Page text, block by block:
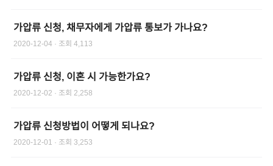
가압류 신청, 채무자에게 가압류 통보가 가나요?
2020-12-04 · 조회 4,113
가압류 신청, 이혼 시 가능한가요?
2020-12-02 · 조회 2,258
가압류 신청방법이 어떻게 되나요?
2020-12-01 · 조회 3,253